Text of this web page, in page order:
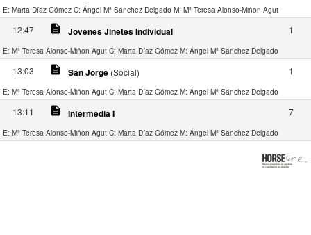
E: Marta Díaz Gómez C: Ángel Mª Sánchez Delgado M: Mª Teresa Alonso-Miñon Agut
12:47 description Jovenes Jinetes Individual 1
E: Mª Teresa Alonso-Miñon Agut C: Marta Díaz Gómez M: Ángel Mª Sánchez Delgado
13:03 description San Jorge (Social) 1
E: Mª Teresa Alonso-Miñon Agut C: Marta Díaz Gómez M: Ángel Mª Sánchez Delgado
13:11 description Intermedia I 7
E: Mª Teresa Alonso-Miñon Agut C: Marta Díaz Gómez M: Ángel Mª Sánchez Delgado